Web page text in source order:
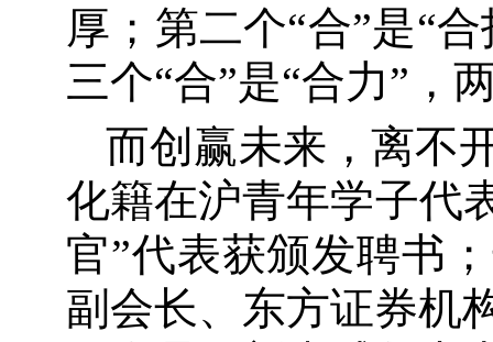
厚；第二个“合”是“
三个“合”是“合力”，
而创赢未来，离不
化籍在沪青年学子代
官”代表获颁发聘书
副会长、东方证券机